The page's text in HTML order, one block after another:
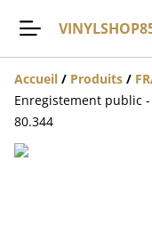
Accueil / Produits /
Enregistement public -
80.344